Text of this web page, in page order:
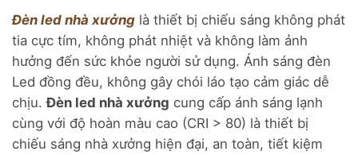
Đèn led nhà xưởng là thiết bị chiếu sáng không phát
tia cực tím, không phát nhiệt và không làm ảnh
hưởng đến sức khỏe người sử dụng. Ánh sáng đèn
Led đồng đều, không gây chói láo tạo cảm giác dễ
chịu.Đèn led nhà xưởng cung cấp ánh sáng lạnh
cùng với độ hoàn màu cao (CRI > 80) là thiết bị
chiếu sáng nhà xưởng hiện đại, an toàn, tiết kiệm